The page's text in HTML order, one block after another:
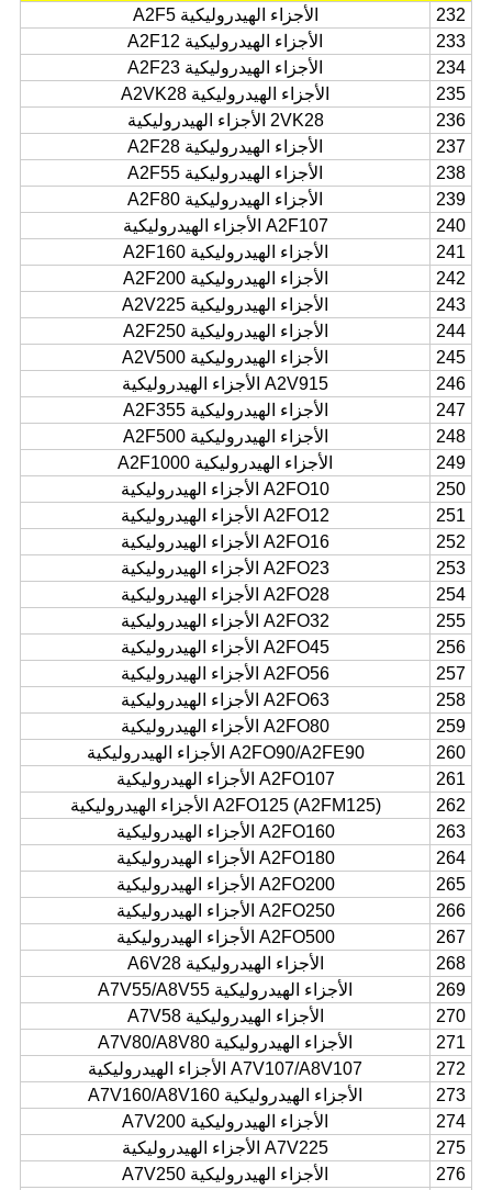
232
الأجزاء الهيدروليكية A2F5
233
الأجزاء الهيدروليكية A2F12
234
الأجزاء الهيدروليكية A2F23
235
الأجزاء الهيدروليكية A2VK28
236
2VK28 الأجزاء الهيدروليكية
237
الأجزاء الهيدروليكية A2F28
238
الأجزاء الهيدروليكية A2F55
239
الأجزاء الهيدروليكية A2F80
240
A2F107 الأجزاء الهيدروليكية
241
الأجزاء الهيدروليكية A2F160
242
الأجزاء الهيدروليكية A2F200
243
الأجزاء الهيدروليكية A2V225
244
الأجزاء الهيدروليكية A2F250
245
الأجزاء الهيدروليكية A2V500
246
A2V915 الأجزاء الهيدروليكية
247
الأجزاء الهيدروليكية A2F355
248
الأجزاء الهيدروليكية A2F500
249
الأجزاء الهيدروليكية A2F1000
250
A2FO10 الأجزاء الهيدروليكية
251
A2FO12 الأجزاء الهيدروليكية
252
A2FO16 الأجزاء الهيدروليكية
253
A2FO23 الأجزاء الهيدروليكية
254
A2FO28 الأجزاء الهيدروليكية
255
A2FO32 الأجزاء الهيدروليكية
256
A2FO45 الأجزاء الهيدروليكية
257
A2FO56 الأجزاء الهيدروليكية
258
A2FO63 الأجزاء الهيدروليكية
259
A2FO80 الأجزاء الهيدروليكية
260
A2FO90/A2FE90 الأجزاء الهيدروليكية
261
A2FO107 الأجزاء الهيدروليكية
262
A2FO125 (A2FM125) الأجزاء الهيدروليكية
263
A2FO160 الأجزاء الهيدروليكية
264
A2FO180 الأجزاء الهيدروليكية
265
A2FO200 الأجزاء الهيدروليكية
266
A2FO250 الأجزاء الهيدروليكية
267
A2FO500 الأجزاء الهيدروليكية
268
الأجزاء الهيدروليكية A6V28
269
الأجزاء الهيدروليكية A7V55/A8V55
270
الأجزاء الهيدروليكية A7V58
271
الأجزاء الهيدروليكية A7V80/A8V80
272
A7V107/A8V107 الأجزاء الهيدروليكية
273
الأجزاء الهيدروليكية A7V160/A8V160
274
الأجزاء الهيدروليكية A7V200
275
A7V225 الأجزاء الهيدروليكية
276
الأجزاء الهيدروليكية A7V250